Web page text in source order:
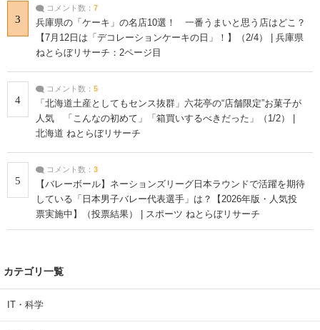
3
コメント数： 7
兵庫県の「ケーキ」の名店10選！ 一番うまいと思う店はどこ？
【7月12日は「デコレーションケーキの日」！】（2/4） | 兵庫県
ねとらぼリサーチ：2ページ目
4
コメント数： 5
「北海道土産としてもセンス抜群」六花亭の“店舗限定”お菓子が
人気 「こんなの初めて」「箱買いするべきだった」（1/2） |
北海道 ねとらぼリサーチ
5
コメント数： 3
【バレーボール】ネーションズリーグ日本ラウンドで活躍を期待
している「日本男子バレー代表選手」は？【2026年版・人気投
票実施中】（投票結果） | スポーツ ねとらぼリサーチ
カテゴリ一覧
IT・科学